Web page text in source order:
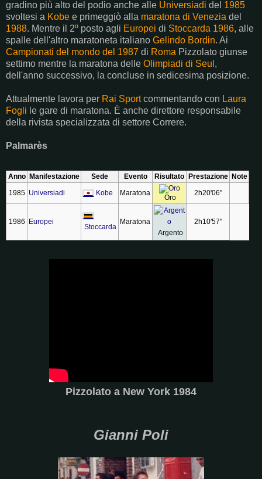
gradino più alto del podio anche alle Universiadi del 1985
svoltesi a Kobe e primeggiò alla maratona di Venezia del
1988. Mentre il 2º posto agli Europei di Stoccarda 1986, alle
spalle dell'altro maratoneta italiano Gelindo Bordin. Ai
Campionati del mondo del 1987 di Roma Pizzolato giunse
settimo mentre la maratona delle Olimpiadi di Seul ,
dell'anno successivo, la concluse in sedicesima posizione.
Attualmente lavora per Rai Sportcommentando con Laura
Fogli le gare di maratona. È anche direttore responsabile
della rivista specializzata di settore Correre.
Palmarès
Anno Manifestazione Sede Evento Risultato Prestazione Note
1985 Universiadi Kobe Maratona
Oro
2h20'06"
1986 Europei
Stoccarda
Maratona
Argento
2h10'57"
Pizzolato a New York 1984
Gianni Poli